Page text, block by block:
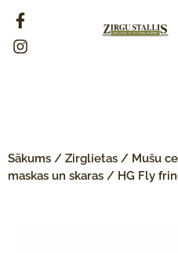
Sākums / Zirglietas / Mušu
maskas un skaras / HG Fly